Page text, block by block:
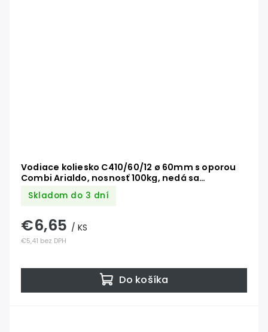
Vodiace koliesko C410/60/12 ø 60mm s oporou
Combi Arialdo, nosnosť 100kg, nedá sa
kombinovať s C902/16
Skladom do 3 dní
€5,41 bez DPH
€6,65 / KS
Do košíka